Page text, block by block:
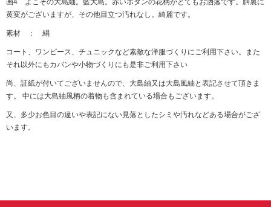
画4 よこその大島紬。藍大島。赤いボタンの花柄がとてもお洒落です。胴裏に
黄変がございますが、その他目立つ汚れなし。綺麗です。
素材 ： 絹
コート、ワンピース、チュニックなど素敵な洋服づくりにご利用下さい。また
それ以外にもカバンや小物づくりにも是非ご利用下さい
尚、証紙が付いてございませんので、大島紬又は大島風紬と表記させて頂きま
す。 中には大島紬風柄の着物も含まれている場合もございます。
又、多少お色目の違いや表記にない見落としたシミや汚れなどある場合がござ
います。